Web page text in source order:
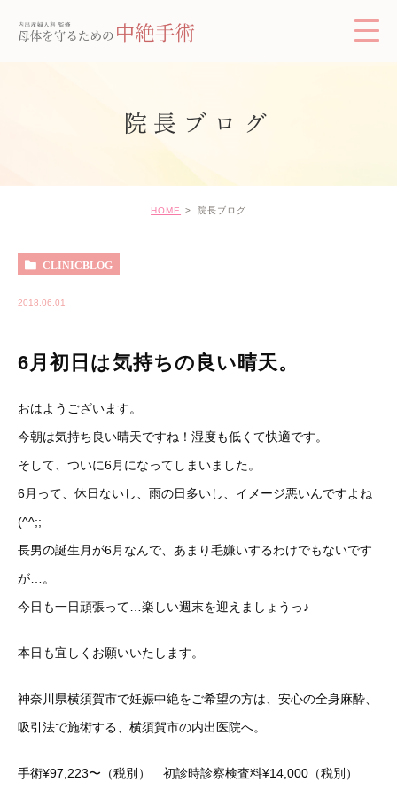
院長ブログ
HOME 院長ブログ
CLINICBLOG
2018.06.01
6月初日は気持ちの良い晴天。
おはようございます。
今朝は気持ち良い晴天ですね！湿度も低くて快適です。
そして、ついに6月になってしまいました。
6月って、休日ないし、雨の日多いし、イメージ悪いんですよね
(^^;;
長男の誕生月が6月なんで、あまり毛嫌いするわけでもないです
が…。
今日も一日頑張って…楽しい週末を迎えましょうっ♪
本日も宜しくお願いいたします。
神奈川県横須賀市で妊娠中絶をご希望の方は、安心の全身麻酔、
吸引法で施術する、横須賀市の内出医院へ。
手術¥97,223〜（税別） 初診時診察検査料¥14,000（税別）